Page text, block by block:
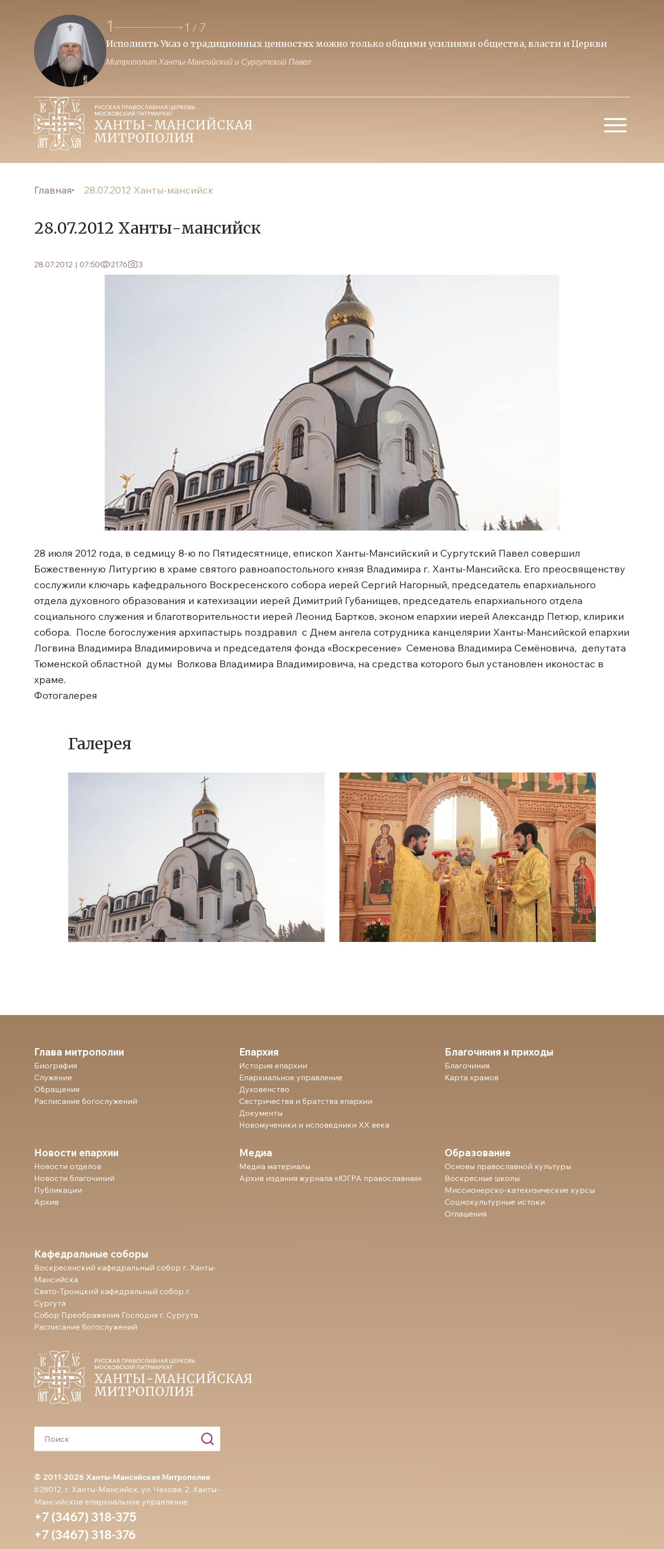
1 1 / 7
Исполнить Указ о традиционных ценностях можно только общими усилиями общества, власти и Церкви
Митрополит Ханты-Мансийский и Сургутский Павел
Главная 28.07.2012 Ханты-мансийск
28.07.2012 Ханты-мансийск
28.07.2012 | 07:50 2176 3
28 июля 2012 года, в седмицу 8-ю по Пятидесятнице, епископ Ханты-Мансийский и Сургутский Павел совершил
Божественную Литургию в храме святого равноапостольного князя Владимира г. Ханты-Мансийска. Его преосвященству
сослужили ключарь кафедрального Воскресенского собора иерей Сергий Нагорный, председатель епархиального
отдела духовного образования и катехизации иерей Димитрий Губанищев, председатель епархиального отдела
социального служения и благотворительности иерей Леонид Бартков, эконом епархии иерей Александр Петюр, клирики
собора. После богослужения архипастырь поздравил с Днем ангела сотрудника канцелярии Ханты-Мансийской епархии
Логвина Владимира Владимировича и председателя фонда «Воскресение» Семенова Владимира Семёновича, депутата
Тюменской областной думы Волкова Владимира Владимировича, на средства которого был установлен иконостас в
храме.
Фотогалерея
Галерея
© 2011-2026 Ханты-Мансийская Митрополия
628012, г. Ханты-Мансийск, ул. Чехова, 2. Ханты-
Мансийское епархиальное управление
+7 (3467) 318-375
+7 (3467) 318-376
Глава митрополии
Биография
Служение
Обращения
Расписание богослужений
Епархия
История епархии
Епархиальное управление
Духовенство
Сестричества и братства епархии
Документы
Новомученики и исповедники ХХ века
Благочиния и приходы
Благочиния
Карта храмов
Новости епархии
Новости отделов
Новости благочиний
Публикации
Архив
Медиа
Медиа материалы
Архив издания журнала «ЮГРА православная»
Образование
Основы православной культуры
Воскресные школы
Миссионерско-катехизические курсы
Социокультурные истоки
Оглашения
Кафедральные соборы
Воскресенский кафедральный собор г. Ханты-
Мансийска
Свято-Троицкий кафедральный собор г.
Сургута
Собор Преображения Господня г. Сургута
Расписание богослужений